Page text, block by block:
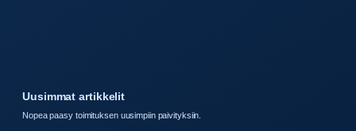
Uusimmat artikkelit
Nopea paasy toimituksen uusimpiin paivityksiin.